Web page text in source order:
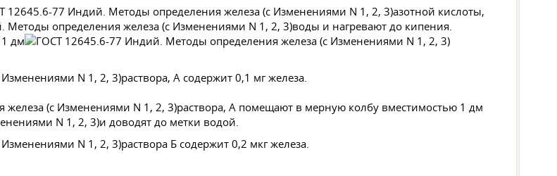
азотной кислоты,
воды и нагревают до кипения.
дм
раствора, А содержит 0,1 мг железа.
раствора, А помещают в мерную колбу вместимостью 1 дм
и доводят до метки водой.
раствора Б содержит 0,2 мкг железа.